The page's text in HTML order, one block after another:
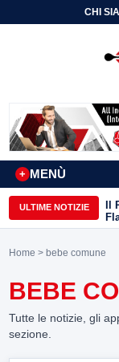
CHI
MENÙ
+
ULTIME NOTIZIE
Il
Home > bebe comune
BEBE
Tutte le notizie, gli
sezione.